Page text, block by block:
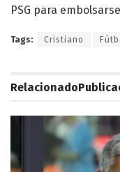
PSG para
Tags: Cristiano
Relacionado